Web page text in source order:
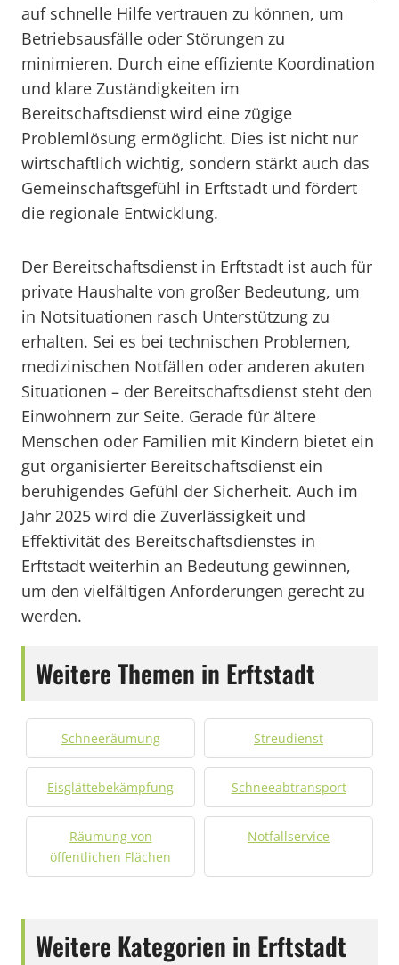
auf schnelle Hilfe vertrauen zu können, um
Betriebsausfälle oder Störungen zu
minimieren. Durch eine effiziente Koordination
und klare Zuständigkeiten im
Bereitschaftsdienst wird eine zügige
Problemlösung ermöglicht. Dies ist nicht nur
wirtschaftlich wichtig, sondern stärkt auch das
Gemeinschaftsgefühl in Erftstadt und fördert
die regionale Entwicklung.
Der Bereitschaftsdienst in Erftstadt ist auch für
private Haushalte von großer Bedeutung, um
in Notsituationen rasch Unterstützung zu
erhalten. Sei es bei technischen Problemen,
medizinischen Notfällen oder anderen akuten
Situationen – der Bereitschaftsdienst steht den
Einwohnern zur Seite. Gerade für ältere
Menschen oder Familien mit Kindern bietet ein
gut organisierter Bereitschaftsdienst ein
beruhigendes Gefühl der Sicherheit. Auch im
Jahr 2025 wird die Zuverlässigkeit und
Effektivität des Bereitschaftsdienstes in
Erftstadt weiterhin an Bedeutung gewinnen,
um den vielfältigen Anforderungen gerecht zu
werden.
Weitere Themen in Erftstadt
Schneeräumung Streudienst
Eisglättebekämpfung Schneeabtransport
Räumung von
öffentlichen Flächen
Notfallservice
Weitere Kategorien in Erftstadt